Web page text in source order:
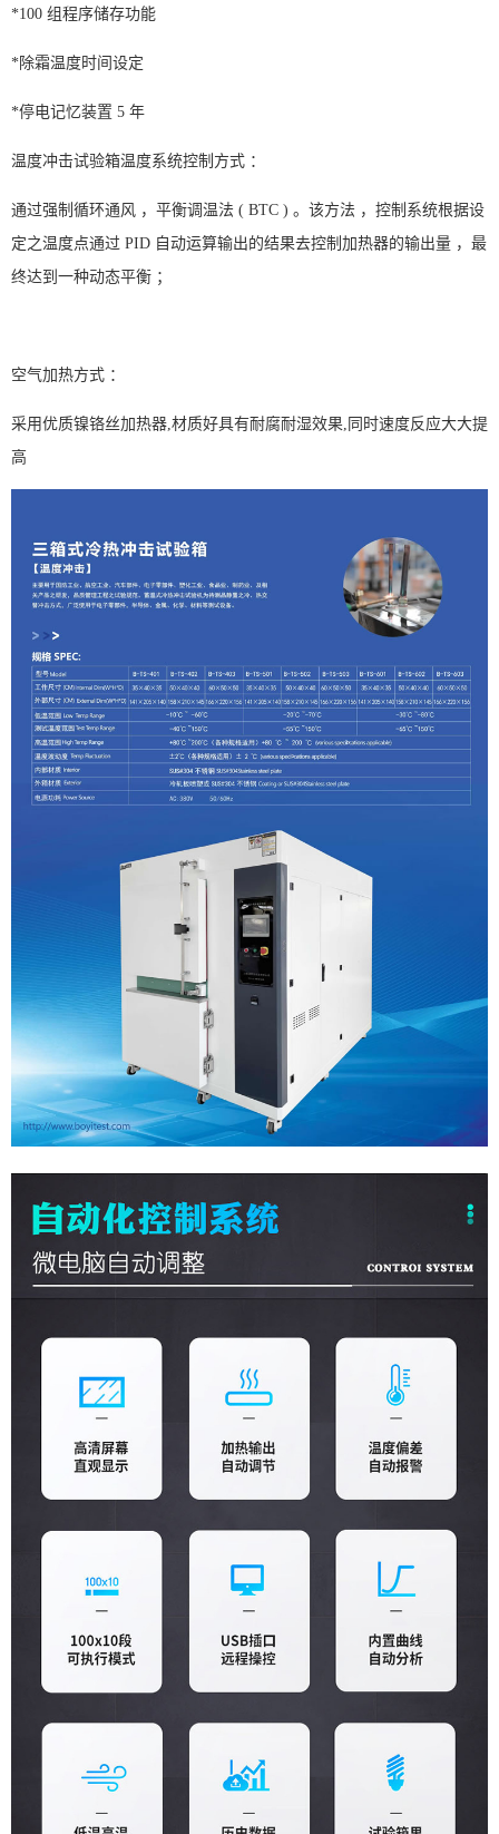
*100 组程序储存功能
*除霜温度时间设定
*停电记忆装置 5 年
温度冲击试验箱温度系统控制方式 ：
通过强制循环通风 ，平衡调温法 ( BTC ) 。该方法 ，控制系统根据设
定之温度点通过 PID 自动运算输出的结果去控制加热器的输出量 ，最
终达到一种动态平衡 ；
空气加热方式 ：
采用优质镍铬丝加热器,材质好具有耐腐耐湿效果,同时速度反应大大提
高